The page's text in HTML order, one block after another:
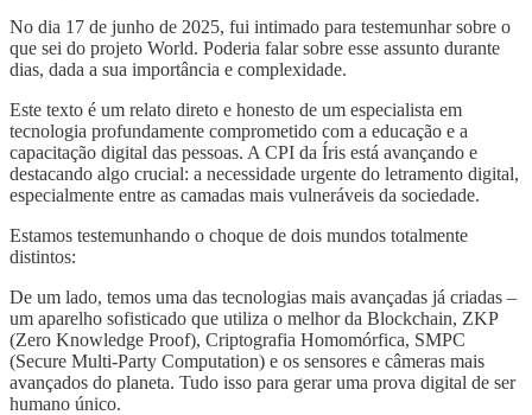
No dia 17 de junho de 2025, fui intimado para testemunhar sobre o
que sei do projeto World. Poderia falar sobre esse assunto durante
dias, dada a sua importância e complexidade.
Este texto é um relato direto e honesto de um especialista em
tecnologia profundamente comprometido com a educação e a
capacitação digital das pessoas. A CPI da Íris está avançando e
destacando algo crucial: a necessidade urgente do letramento digital,
especialmente entre as camadas mais vulneráveis da sociedade.
Estamos testemunhando o choque de dois mundos totalmente
distintos:
De um lado, temos uma das tecnologias mais avançadas já criadas –
um aparelho sofisticado que utiliza o melhor da Blockchain, ZKP
(Zero Knowledge Proof), Criptografia Homomórfica, SMPC
(Secure Multi-Party Computation) e os sensores e câmeras mais
avançados do planeta. Tudo isso para gerar uma prova digital de ser
humano único.